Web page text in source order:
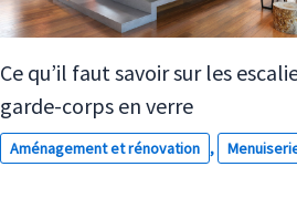
Ce qu’il faut savoir sur les
garde-corps en verre
Aménagement et rénovation ,